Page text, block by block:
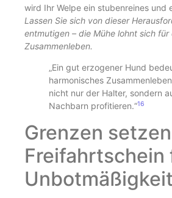
wird Ihr Welpe ein stubenreines und
Lassen Sie sich von dieser
entmutigen – die Mühe lohnt sich für
Zusammenleben.
„Ein gut erzogener Hund
harmonisches
nicht nur der Halter, sondern
Nachbarn profitieren.“16
Grenzen
Freifahrtschein
Unbotmäßigkeit